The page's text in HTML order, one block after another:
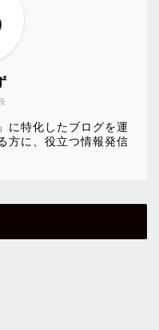
に特化したブログを運
方に、役立つ情報発信